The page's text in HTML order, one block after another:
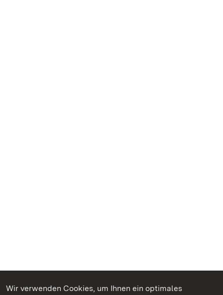
Wir verwenden Cookies, um Ihnen ein optimales